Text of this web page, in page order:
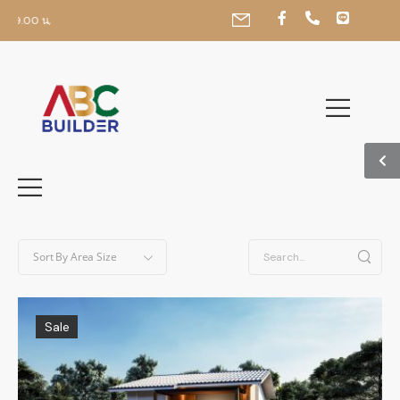
น,
Sort ByArea Size
Sale